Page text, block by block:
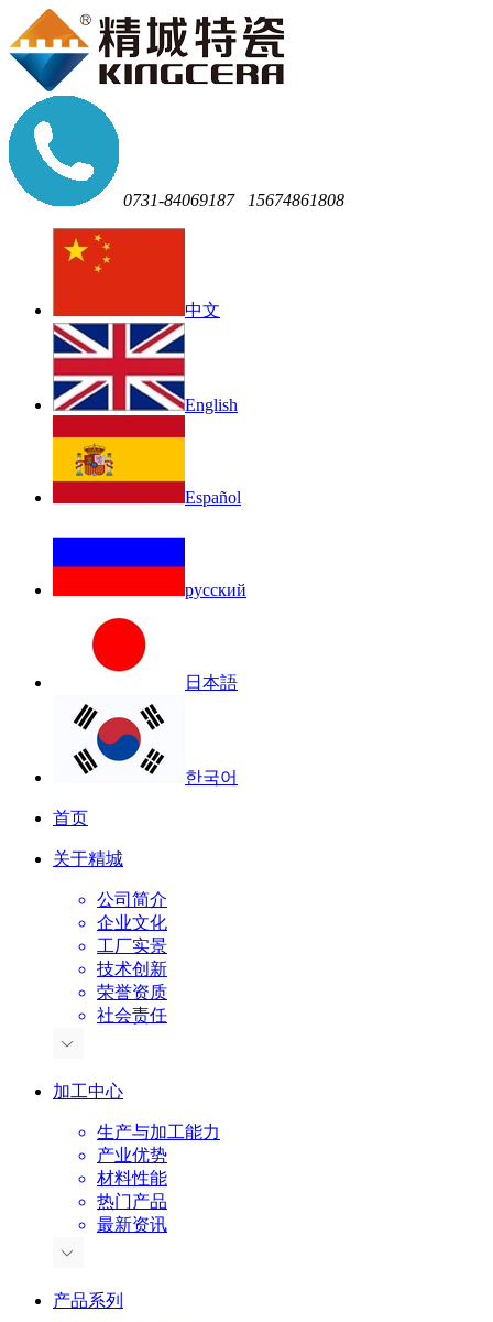
0731-84069187 15674861808
中文
English
Español
русский
日本語
한국어
首页
关于精城
公司简介
企业文化
工厂实景
技术创新
荣誉资质
社会责任
加工中心
生产与加工能力
产业优势
材料性能
热门产品
最新资讯
产品系列